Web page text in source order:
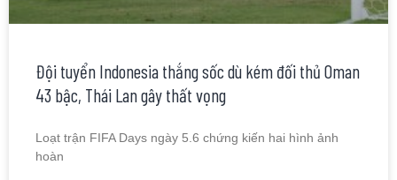
Đội tuyển Indonesia thắng sốc dù kém đối thủ Oman
43 bậc, Thái Lan gây thất vọng
Loạt trận FIFA Days ngày 5.6 chứng kiến hai hình ảnh
hoàn